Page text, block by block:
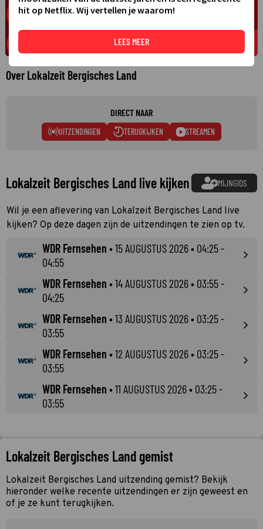
Over Lokalzeit Bergisches Land
DIRECT NAAR
UITZENDINGEN TERUGKIJKEN STREAMEN
Lokalzeit Bergisches Land live kijken MIJNGIDS
Wil je een aflevering van Lokalzeit Bergisches Land live
kijken? Op deze dagen zijn de uitzendingen te zien op tv.
WDR Fernsehen •15 AUGUSTUS 2026• 04:25 -
04:55
WDR Fernsehen •14 AUGUSTUS 2026• 03:55 -
04:25
WDR Fernsehen •13 AUGUSTUS 2026• 03:25 -
03:55
WDR Fernsehen •12 AUGUSTUS 2026• 03:25 -
03:55
WDR Fernsehen •11 AUGUSTUS 2026• 03:25 -
03:55
Lokalzeit Bergisches Land gemist
Lokalzeit Bergisches Land uitzending gemist? Bekijk
hieronder welke recente uitzendingen er zijn geweest en
of je ze kunt terugkijken.
hit op Netflix. Wij vertellen je waarom!
LEES MEER